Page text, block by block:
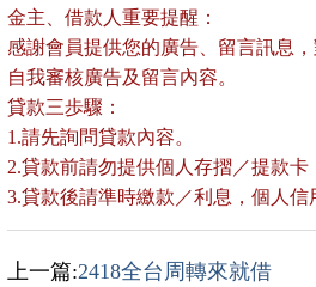
金主、借款人重要提醒：
感謝會員提供您的廣告、留言訊息
自我審核廣告及留言內容。
貸款三歩驟：
1.請先詢問貸款內容。
2.貸款前請勿提供個人存摺／提款卡
3.貸款後請準時繳款／利息，個人
上一篇:2418全台周轉來就借